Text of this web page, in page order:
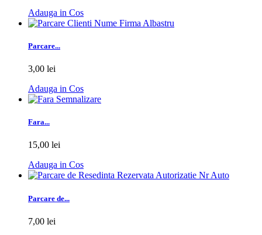
Adauga in Cos
Parcare...
3,00 lei
Adauga in Cos
Fara...
15,00 lei
Adauga in Cos
Parcare de...
7,00 lei